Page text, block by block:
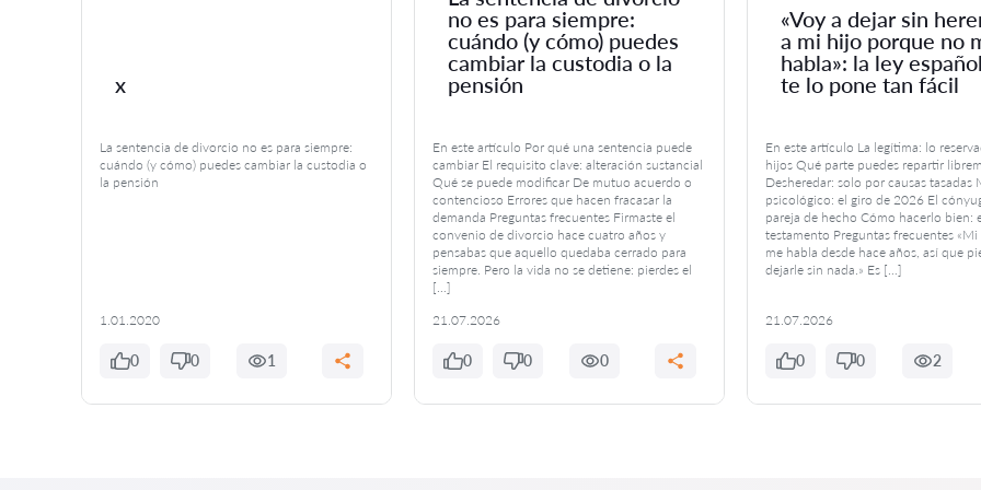
x
La sentencia de divorcio no es para siempre:
cuándo (y cómo) puedes cambiar la custodia o
la pensión
1.01.2020
0 0 1
no es para siempre:
cuándo (y cómo) puedes
cambiar la custodia o la
pensión
En este artículo Por qué una sentencia puede
cambiar El requisito clave: alteración sustancial
Qué se puede modificar De mutuo acuerdo o
contencioso Errores que hacen fracasar la
demanda Preguntas frecuentes Firmaste el
convenio de divorcio hace cuatro años y
pensabas que aquello quedaba cerrado para
siempre. Pero la vida no se detiene: pierdes el
[…]
21.07.2026
0 0 0
«Voy a dejar sin
a mi hijo porque no
habla»: la ley
te lo pone tan fácil
En este artículo La legítima: lo
hijos Qué parte puedes repartir
Desheredar: solo por causas tasadas
psicológico: el giro de 2026 El
pareja de hecho Cómo hacerlo bien:
testamento Preguntas frecuentes
me habla desde hace años, así que
dejarle sin nada.» Es […]
21.07.2026
0 0 2